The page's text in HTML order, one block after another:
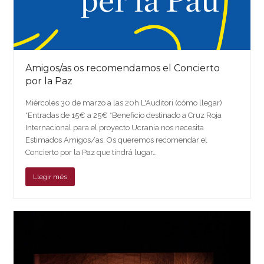
Amigos/as os recomendamos el Concierto
por la Paz
Miércoles 30 de marzo a las 20h L'Auditori (cómo llegar)
*Entradas de 15€ a 25€ *Beneficio destinado a Cruz Roja
Internacional para el proyecto Ucrania nos necesita
Estimados Amigos/as, Os queremos recomendar el
Concierto por la Paz que tindrá lugar…
Llegir més